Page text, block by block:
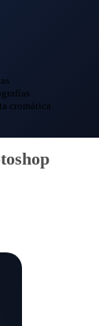
cromática